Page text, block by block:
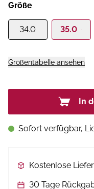
Größe
34.0 35.0
Größentabelle ansehen
In
Sofort verfügbar,
Kostenlose
30 Tage